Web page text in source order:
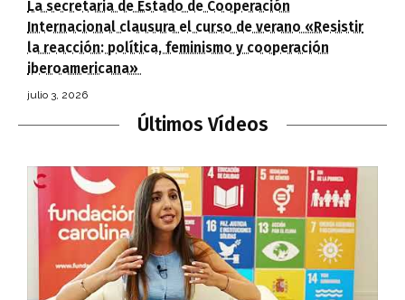
La secretaria de Estado de Cooperación
Internacional clausura el curso de verano «Resistir
la reacción: política, feminismo y cooperación
iberoamericana»
julio 3, 2026
Últimos Vídeos